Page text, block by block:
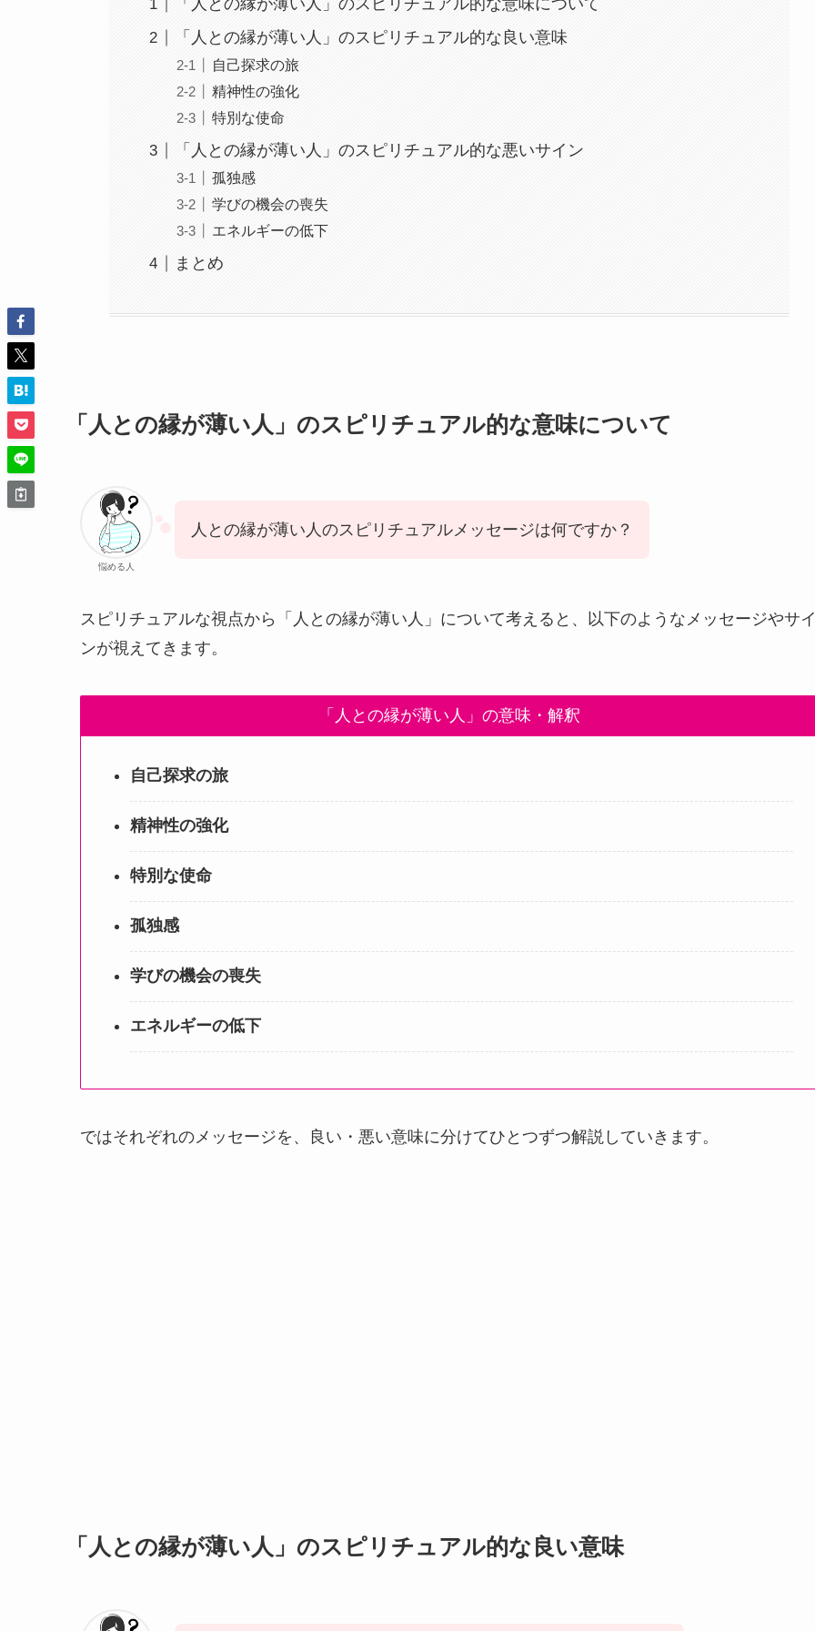
「人との縁が薄い人」のスピリチュアル的な意味について
「人との縁が薄い人」のスピリチュアル的な良い意味
自己探求の旅
精神性の強化
特別な使命
「人との縁が薄い人」のスピリチュアル的な悪いサイン
孤独感
学びの機会の喪失
エネルギーの低下
まとめ
「人との縁が薄い人」のスピリチュアル的な意味について
悩める人
人との縁が薄い人のスピリチュアルメッセージは何ですか？
スピリチュアルな視点から「人との縁が薄い人」について考えると、以下のようなメッセージやサ
ンが視えてきます。
「人との縁が薄い人」の意味・解釈
自己探求の旅
精神性の強化
特別な使命
孤独感
学びの機会の喪失
エネルギーの低下
ではそれぞれのメッセージを、良い・悪い意味に分けてひとつずつ解説していきます。
「人との縁が薄い人」のスピリチュアル的な良い意味